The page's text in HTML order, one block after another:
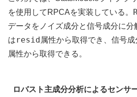
を使用してRPCAを実装している。
データをノイズ成分と信号成分に
はresid 属性から取得でき、信号成
属性から取得できる。
ロバスト主成分分析によるセンサ